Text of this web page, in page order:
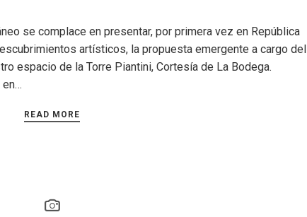
se complace en presentar, por primera vez en República
artísticos, la propuesta emergente a cargo del
espacio de la Torre Piantini, Cortesía de La Bodega.
en…
READ MORE